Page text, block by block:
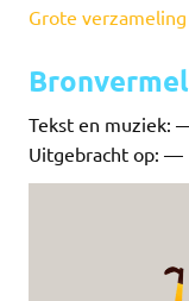
Grote
Tekst en muziek:
Uitgebracht op: —